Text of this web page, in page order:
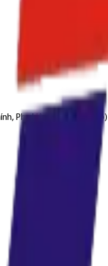
Phụ kiện đi kèm (nếu có)